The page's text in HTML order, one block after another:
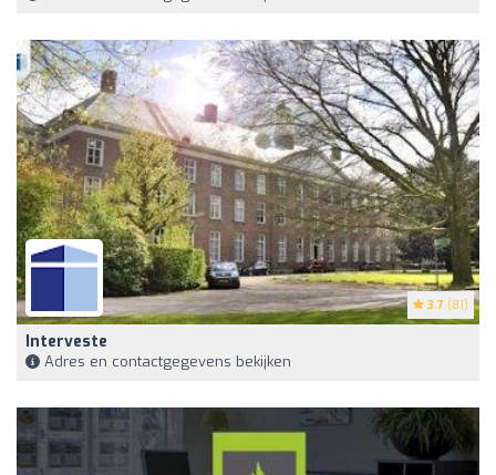
3.7 (81)
Interveste
Adres en contactgegevens bekijken